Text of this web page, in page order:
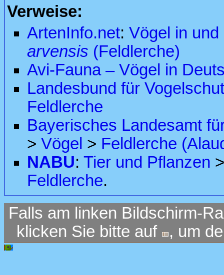
Verweise:
ArtenInfo.net: Vögel in
arvensis (Feldlerche)
Avi-Fauna – Vögel in
Landesbund für
Feldlerche
Bayerisches Landesamt
> Vögel > Feldlerche
NABU: Tier und Pflanzen
Feldlerche.
Falls am linken Bildschirm-
klicken Sie bitte auf
, um